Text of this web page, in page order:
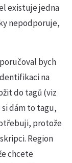
existuje jedna
nepodporuje,
bych
na
do tagů (viz
dám to tagu,
protože
Region
chcete